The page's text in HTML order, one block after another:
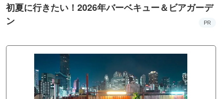
初夏に行きたい！2026年バーベキュー＆ビアガーデ
ン
PR